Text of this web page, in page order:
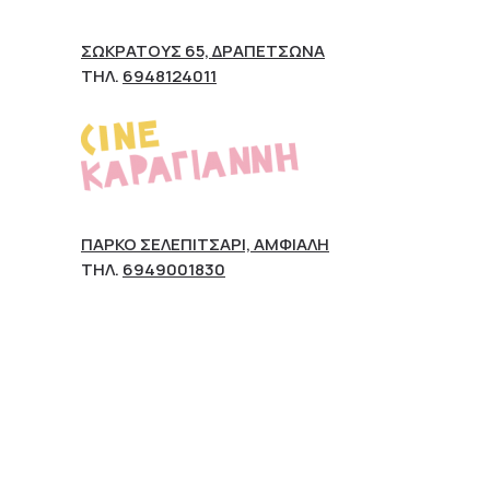
ΣΩΚΡΆΤΟΥΣ 65, ΔΡΑΠΕΤΣΏΝΑ
ΤΗΛ. 6948124011
ΠΆΡΚΟ ΣΕΛΕΠΊΤΣΑΡΙ, ΑΜΦΙΆΛΗ
ΤΗΛ. 6949001830